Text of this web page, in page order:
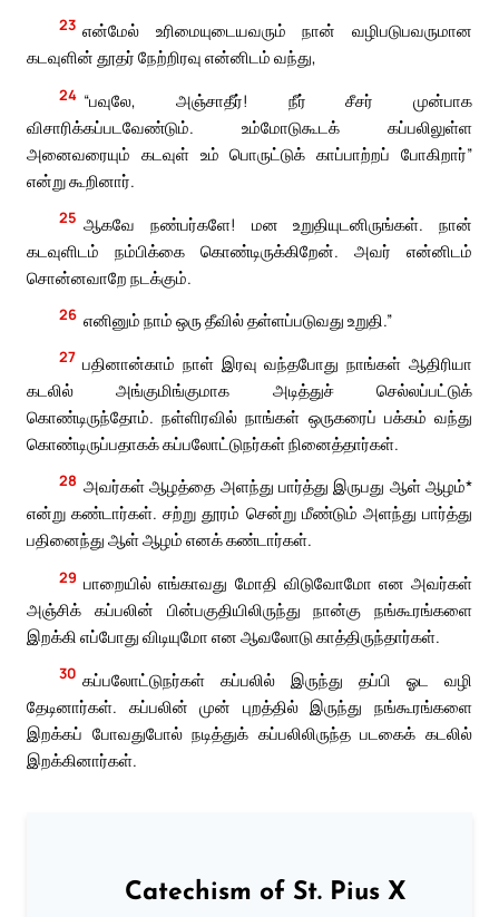
23 என்மேல் உரிமையுடையவரும் நான் வழிபடுபவருமான
கடவுளின் தூதர் நேற்றிரவு என்னிடம் வந்து,
24 “பவுலே, அஞ்சாதீர்! நீர் சீசர் முன்பாக
விசாரிக்கப்படவேண்டும். உம்மோடுகூடக் கப்பலிலுள்ள
அனைவரையும் கடவுள் உம் பொருட்டுக் காப்பாற்றப் போகிறார்”
என்று கூறினார்.
25 ஆகவே நண்பர்களே! மன உறுதியுடனிருங்கள். நான்
கடவுளிடம் நம்பிக்கை கொண்டிருக்கிறேன். அவர் என்னிடம்
சொன்னவாறே நடக்கும்.
26 எனினும் நாம் ஒரு தீவில் தள்ளப்படுவது உறுதி.”
27 பதினான்காம் நாள் இரவு வந்தபோது நாங்கள் ஆதிரியா
கடலில் அங்குமிங்குமாக அடித்துச் செல்லப்பட்டுக்
கொண்டிருந்தோம். நள்ளிரவில் நாங்கள் ஒருகரைப் பக்கம் வந்து
கொண்டிருப்பதாகக் கப்பலோட்டுநர்கள் நினைத்தார்கள்.
28 அவர்கள் ஆழத்தை அளந்து பார்த்து இருபது ஆள் ஆழம்*
என்று கண்டார்கள். சற்று தூரம் சென்று மீண்டும் அளந்து பார்த்து
பதினைந்து ஆள் ஆழம் எனக் கண்டார்கள்.
29 பாறையில் எங்காவது மோதி விடுவோமோ என அவர்கள்
அஞ்சிக் கப்பலின் பின்பகுதியிலிருந்து நான்கு நங்கூரங்களை
இறக்கி எப்போது விடியுமோ என ஆவலோடு காத்திருந்தார்கள்.
30 கப்பலோட்டுநர்கள் கப்பலில் இருந்து தப்பி ஓட வழி
தேடினார்கள். கப்பலின் முன் புறத்தில் இருந்து நங்கூரங்களை
இறக்கப் போவதுபோல் நடித்துக் கப்பலிலிருந்த படகைக் கடலில்
இறக்கினார்கள்.
Catechism of St. Pius X